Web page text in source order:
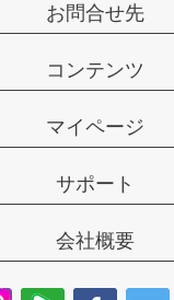
お問合せ先
コンテンツ
マイページ
サポート
会社概要